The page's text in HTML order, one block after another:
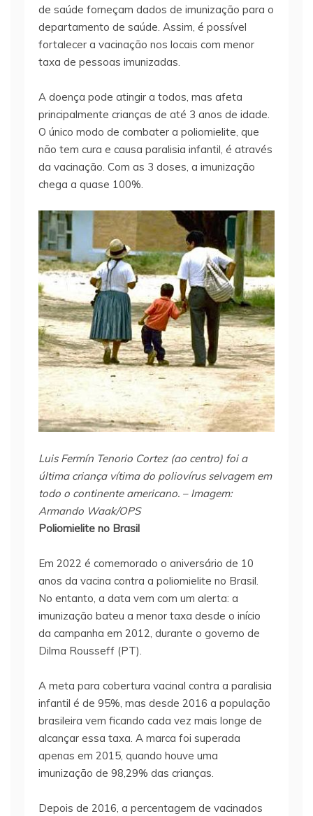
de saúde forneçam dados de imunização para o
departamento de saúde. Assim, é possível
fortalecer a vacinação nos locais com menor
taxa de pessoas imunizadas.
A doença pode atingir a todos, mas afeta
principalmente crianças de até 3 anos de idade.
O único modo de combater a poliomielite, que
não tem cura e causa paralisia infantil, é através
da vacinação. Com as 3 doses, a imunização
chega a quase 100%.
Luis Fermín Tenorio Cortez (ao centro) foi a
última criança vítima do poliovírus selvagem em
todo o continente americano. – Imagem:
Armando Waak/OPS
Poliomielite no Brasil
Em 2022 é comemorado o aniversário de 10
anos da vacina contra a poliomielite no Brasil.
No entanto, a data vem com um alerta: a
imunização bateu a menor taxa desde o início
da campanha em 2012, durante o governo de
Dilma Rousseff (PT).
A meta para cobertura vacinal contra a paralisia
infantil é de 95%, mas desde 2016 a população
brasileira vem ficando cada vez mais longe de
alcançar essa taxa. A marca foi superada
apenas em 2015, quando houve uma
imunização de 98,29% das crianças.
Depois de 2016, a percentagem de vacinados